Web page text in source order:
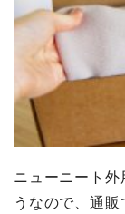
ニューニート外
うなので、通